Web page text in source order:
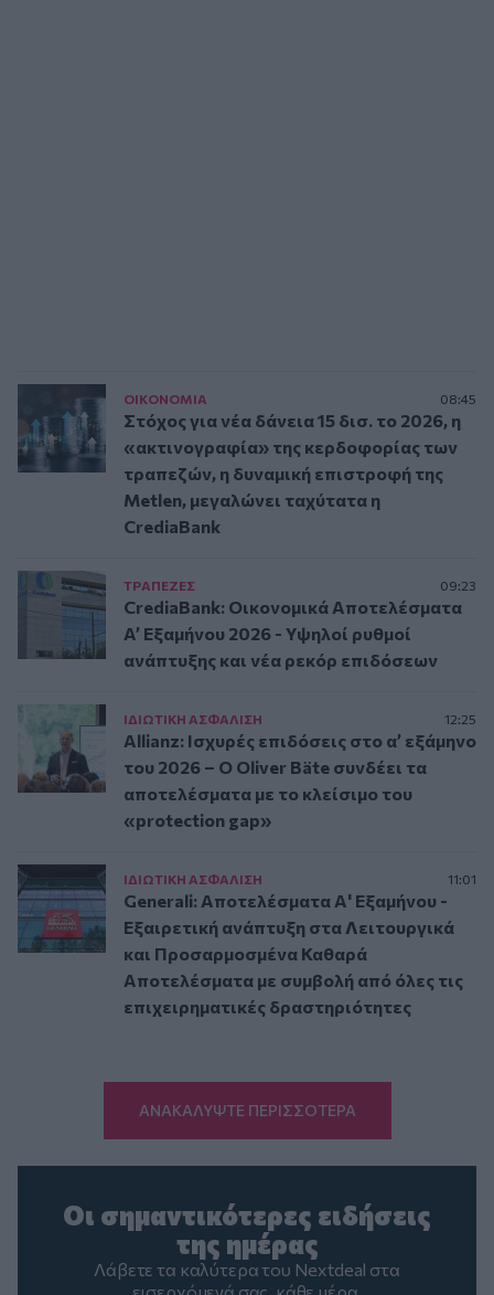
ΟΙΚΟΝΟΜΙΑ 08:45
Στόχος για νέα δάνεια 15 δισ. το 2026, η
«ακτινογραφία» της κερδοφορίας των
τραπεζών, η δυναμική επιστροφή της
Metlen, μεγαλώνει ταχύτατα η
CrediaBank
ΤΡAΠΕΖΕΣ 09:23
CrediaBank: Οικονομικά Αποτελέσματα
A’ Εξαμήνου 2026 - Υψηλοί ρυθμοί
ανάπτυξης και νέα ρεκόρ επιδόσεων
ΙΔΙΩΤΙΚΗ ΑΣΦAΛΙΣΗ 12:25
Allianz: Ισχυρές επιδόσεις στο α’ εξάμηνο
του 2026 – Ο Oliver Bäte συνδέει τα
αποτελέσματα με το κλείσιμο του
«protection gap»
ΙΔΙΩΤΙΚΗ ΑΣΦAΛΙΣΗ 11:01
Generali: Αποτελέσματα Α' Εξαμήνου -
Εξαιρετική ανάπτυξη στα Λειτουργικά
και Προσαρμοσμένα Καθαρά
Αποτελέσματα με συμβολή από όλες τις
επιχειρηματικές δραστηριότητες
ΑΝΑΚΑΛΥΨΤΕ ΠΕΡΙΣΣΟΤΕΡΑ
Οι σημαντικότερες ειδήσεις
της ημέρας
Λάβετε τα καλύτερα του Nextdeal στα